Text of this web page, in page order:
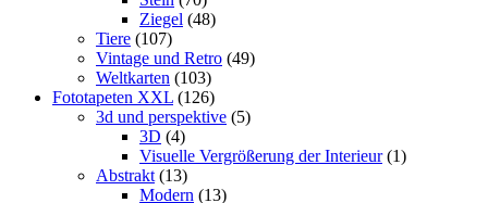
Ziegel (48)
Tiere (107)
Vintage und Retro (49)
Weltkarten (103)
Fototapeten XXL (126)
3d und perspektive (5)
3D (4)
Visuelle Vergrößerung der Interieur (1)
Abstrakt (13)
Modern (13)